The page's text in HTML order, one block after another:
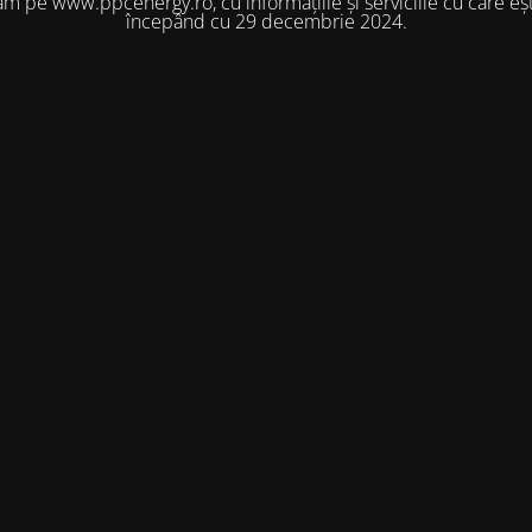
începând cu 29 decembrie 2024.